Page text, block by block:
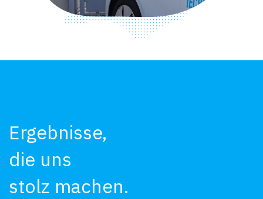
Ergebnisse,
die uns
stolz machen.